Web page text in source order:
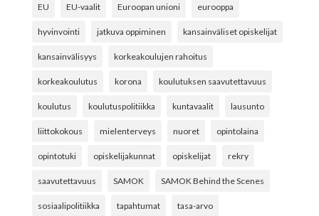
EU EU-vaalit Euroopan unioni eurooppa
hyvinvointi jatkuva oppiminen kansainväliset opiskelijat
kansainvälisyys korkeakoulujen rahoitus
korkeakoulutus korona koulutuksen saavutettavuus
koulutus koulutuspolitiikka kuntavaalit lausunto
liittokokous mielenterveys nuoret opintolaina
opintotuki opiskelijakunnat opiskelijat rekry
saavutettavuus SAMOK SAMOK Behind the Scenes
sosiaalipolitiikka tapahtumat tasa-arvo